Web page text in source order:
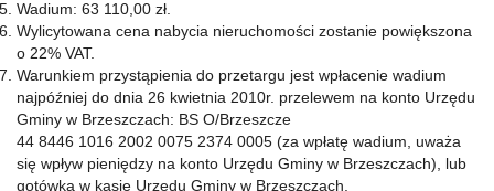
Wadium: 63 110,00 zł.
Wylicytowana cena nabycia nieruchomości zostanie powiększona
o 22% VAT.
Warunkiem przystąpienia do przetargu jest wpłacenie wadium
najpóźniej do dnia 26 kwietnia 2010r. przelewem na konto Urzędu
Gminy w Brzeszczach: BS O/Brzeszcze
44 8446 1016 2002 0075 2374 0005 (za wpłatę wadium, uważa
się wpływ pieniędzy na konto Urzędu Gminy w Brzeszczach), lub
gotówką w kasie Urzędu Gminy w Brzeszczach.